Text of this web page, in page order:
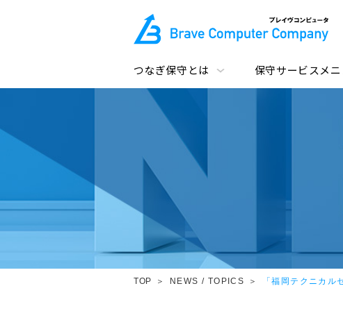
つなぎ保守とは 保守サービスメニ
TOP NEWS / TOPICS 「福岡テクニカ